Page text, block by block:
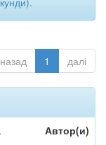
назад 1 далі
Автор(и)